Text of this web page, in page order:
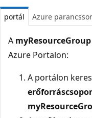
portál Azure
A myResourceGroup
Azure Portalon:
A portálon